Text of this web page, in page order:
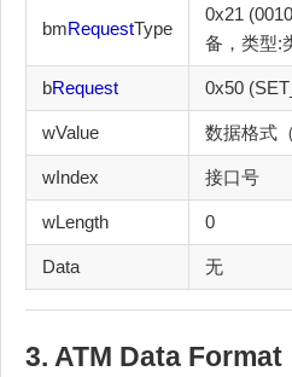
bmRequestType
0x21
备，类型:
bRequest 0x50
wValue 数据格式
wIndex 接口号
wLength 0
Data 无
3. ATM Data Format